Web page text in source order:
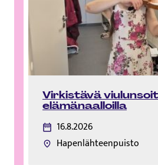
Virkistävä
elämänaalloilla
16.8.2026
Hapenlähteenpuisto